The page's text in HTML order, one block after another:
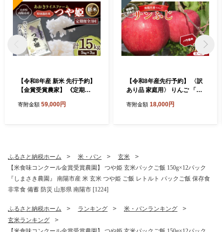
【令和8年産 新米 先行予約】
【金賞受賞農家】 《定期便3
3か月 《令和8年9月下旬～発
寄附金額 59,000円
【令和8年産先行予約】 〈訳
あり品 家庭用〉 りんご 「サ
バラ詰め 《令和8年11月中旬
寄附金額 18,000円
ふるさと納税ホーム 米・パン
玄米
【米食味コンクール金賞受賞農園】 つや姫 玄米パックご飯 150g×12パック
『しまさき農園』 南陽市産 米 玄米 つや姫 ご飯 レトルト パックご飯 保存食
非常食 備蓄 防災 山形県 南陽市 [1224]
ふるさと納税ホーム ランキング
米・パンランキング
玄米ランキング